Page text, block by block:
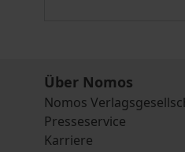
Über Nomos
Nomos
Presseservice
Karriere